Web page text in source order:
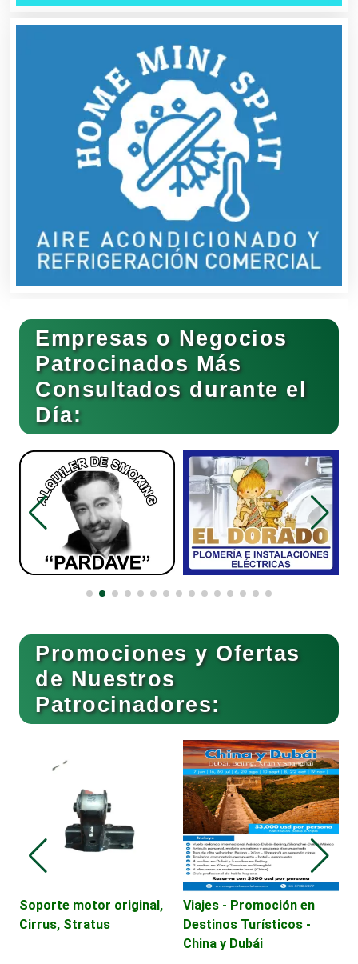
Balnearios
Bancos
Bares y Cantinas
Basculas
Bebidas
Belleza
Bordados y Estampados
Boutiques
Buceo
Cafeterías
Cámaras de Comercio
Camiones para Fletes
Cancelería de Aluminio
Empresas o Negocios
Patrocinados Más
Consultados durante el
Día:
Promociones y Ofertas
de Nuestros
Patrocinadores:
Soporte motor original,
Cirrus, Stratus
Viajes - Promoción en
Destinos Turísticos -
China y Dubái